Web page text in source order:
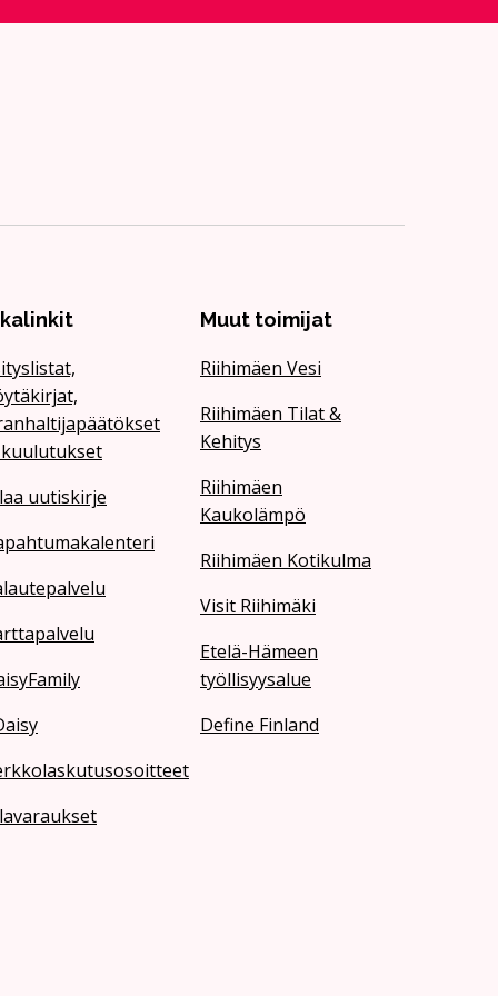
uutiskirje
Muut toimijat
Riihimäen Vesi
Riihimäen Tilat &
Kehitys
Riihimäen
Kaukolämpö
Riihimäen Kotikulma
Visit Riihimäki
Etelä-Hämeen
työllisyysalue
Define Finland